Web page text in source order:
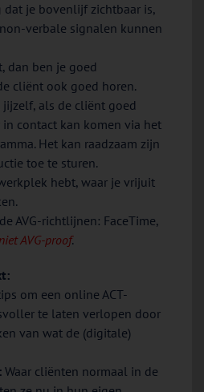
dat je bovenlijf zichtbaar is,
verbale signalen kunnen
dan ben je goed
cliënt ook goed horen.
als de cliënt goed
contact kan komen via het
Het kan raadzaam zijn
toe te sturen.
hebt, waar je vrijuit
AVG-richtlijnen: FaceTime,
niet AVG-proof.
om een online ACT-
te laten verlopen door
van wat de (digitale)
Waar cliënten normaal in de